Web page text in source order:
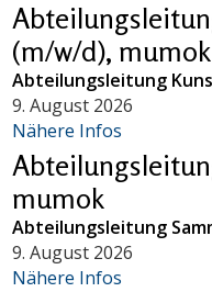
(m/w/d), mumok
Abteilungsleitung
9. August 2026
Nähere Infos
mumok
Abteilungsleitung
9. August 2026
Nähere Infos